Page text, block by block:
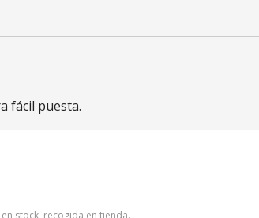
stock, recogida en tienda.
fácil puesta.